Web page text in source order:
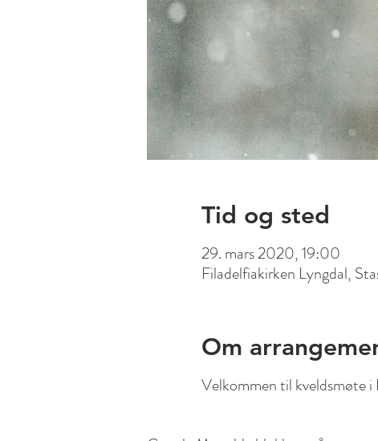
Tid og sted
29. mars 2020, 19:00
Filadelfiakirken Lyngdal,
Om
Velkommen til kveldsmøte